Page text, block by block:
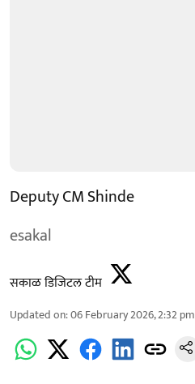
Deputy CM Shinde
esakal
सकाळ डिजिटल टीम
Updated on:06 February 2026, 2:32 pm